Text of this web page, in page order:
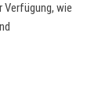
wie